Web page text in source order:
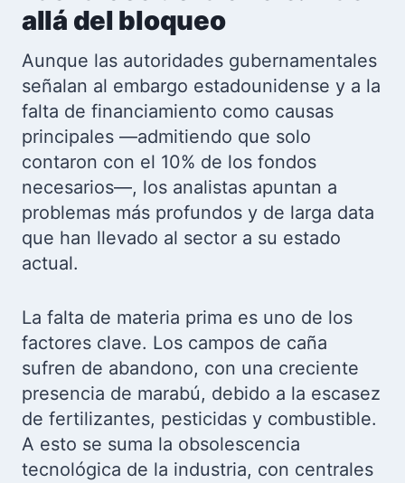
allá del bloqueo
Aunque las autoridades gubernamentales
señalan al embargo estadounidense y a la
falta de financiamiento como causas
principales —admitiendo que solo
contaron con el 10% de los fondos
necesarios—, los analistas apuntan a
problemas más profundos y de larga data
que han llevado al sector a su estado
actual.
La falta de materia prima es uno de los
factores clave. Los campos de caña
sufren de abandono, con una creciente
presencia de marabú, debido a la escasez
de fertilizantes, pesticidas y combustible.
A esto se suma la obsolescencia
tecnológica de la industria, con centrales